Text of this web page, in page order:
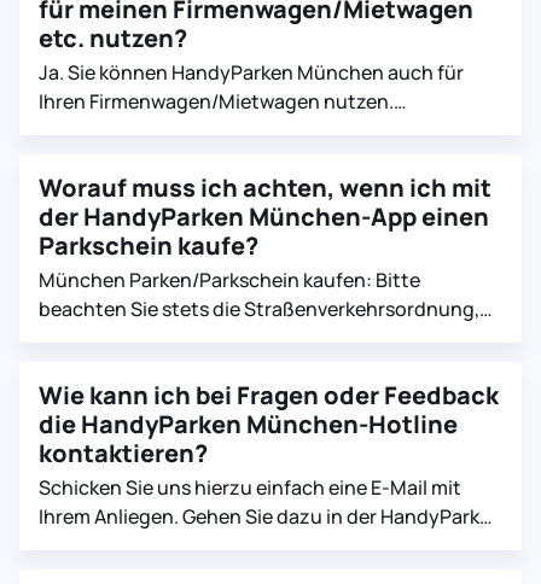
in München parken.
für meinen Firmenwagen/Mietwagen
etc. nutzen?
Ja. Sie können HandyParken München auch für
Ihren Firmenwagen/Mietwagen nutzen.
der HandyParken München-App.
Worauf muss ich achten, wenn ich mit
der HandyParken München-App einen
Parkschein kaufe?
München Parken/Parkschein kaufen: Bitte
beachten Sie stets die Straßenverkehrsordnung,
Sonderregelungen, wie z. B. Sperrungen,
Parkverbote oder Regelungen zum
Anwohnerparken. Diese werden in der
HandyParken München-App nicht angezeigt. Bitte
beachten Sie auch das richtige Kfz-Kennzeichen
Wie kann ich bei Fragen oder Feedback
die HandyParken München-Hotline
kontaktieren?
Schicken Sie uns hierzu einfach eine E-Mail mit
Ihrem Anliegen. Gehen Sie dazu in der HandyParken